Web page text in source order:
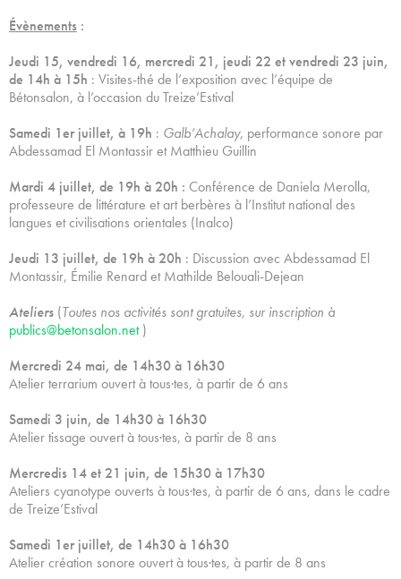
Évènements :
Jeudi 15, vendredi 16, mercredi 21, jeudi 22 et vendredi 23 juin,
de 14h à 15h : Visites-thé de l’exposition avec l’équipe de
Bétonsalon, à l’occasion du Treize’Estival
Samedi 1er juillet, à 19h : Galb’Achalay, performance sonore par
Abdessamad El Montassir et Matthieu Guillin
Mardi 4 juillet, de 19h à 20h : Conférence de Daniela Merolla,
professeure de littérature et art berbères à l’Institut national des
langues et civilisations orientales (Inalco)
Jeudi 13 juillet, de 19h à 20h : Discussion avec Abdessamad El
Montassir, Émilie Renard et Mathilde Belouali-Dejean
Ateliers (Toutes nos activités sont gratuites, sur inscription à
publics@betonsalon.net)
Mercredi 24 mai, de 14h30 à 16h30
Atelier terrarium ouvert à tous·tes, à partir de 6 ans
Samedi 3 juin, de 14h30 à 16h30
Atelier tissage ouvert à tous·tes, à partir de 8 ans
Mercredis 14 et 21 juin, de 15h30 à 17h30
Ateliers cyanotype ouverts à tous·tes, à partir de 6 ans, dans le cadre
de Treize’Estival
Samedi 1er juillet, de 14h30 à 16h30
Atelier création sonore ouvert à tous·tes, à partir de 8 ans